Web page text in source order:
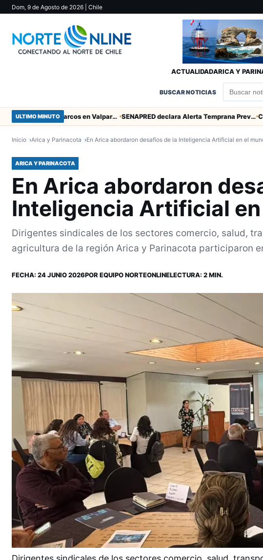
Dom, 9 de Agosto de 2026 | Chile
ACTUALIDADARICA Y
BUSCAR NOTICIAS
ULTIMO MINUTO Heroico empate de San Marcos en Valparaíso SENAPRED declara Alerta Temprana Preventiva en Tarapacá por lluvias, nevadas y tormentas eléctricas
Inicio Arica y Parinacota En Arica abordaron desafíos de la Inteligencia Artificial en el
ARICA Y PARINACOTA
En Arica abordaron
Inteligencia Artificial
Dirigentes sindicales de los sectores comercio, salud,
agricultura de la región Arica y Parinacota participaron
FECHA: 24 JUNIO 2026POR EQUIPO NORTEONLINELECTURA: 2 MIN.